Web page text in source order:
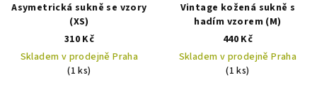
tAsymetrická sukně se vzory
(XS)
310 Kč
Skladem v prodejně Praha
(1 ks)
Vintage kožená sukně s
hadím vzorem (M)
440 Kč
Skladem v prodejně Praha
(1 ks)